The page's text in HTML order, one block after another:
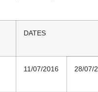
DATES
11/07/2016 28/07/